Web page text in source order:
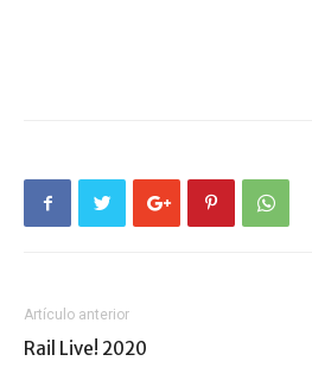
Artículo anterior
Rail Live! 2020